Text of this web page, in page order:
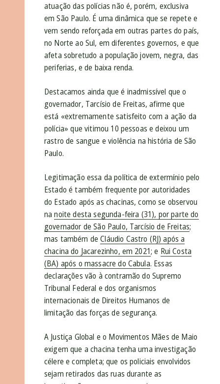
atuação das polícias não é, porém, exclusiva
em São Paulo. É uma dinâmica que se repete e
vem sendo reforçada em outras partes do país,
no Norte ao Sul, em diferentes governos, e que
afeta sobretudo a população jovem, negra, das
periferias, e de baixa renda.
Destacamos ainda que é inadmissível que o
governador, Tarcísio de Freitas, afirme que
está «extremamente satisfeito com a ação da
polícia» que vitimou 10 pessoas e deixou um
rastro de sangue e violência na história de São
Paulo.
Legitimação essa da política de extermínio pelo
Estado é também frequente por autoridades
do Estado após as chacinas, como se observou
nanoite desta segunda-feira (31), por parte do
governador de São Paulo, Tarcísio de Freitas;
mas também deCláudio Castro (RJ) após a
chacina do Jacarezinho, em 2021; e Rui Costa
(BA) após o massacre do Cabula. Essas
declarações vão à contramão do Supremo
Tribunal Federal e dos organismos
internacionais de Direitos Humanos de
limitação das forças de segurança.
A Justiça Global e o Movimentos Mães de Maio
exigem que a chacina tenha uma investigação
célere e completa; que os policiais envolvidos
sejam retirados das ruas durante as